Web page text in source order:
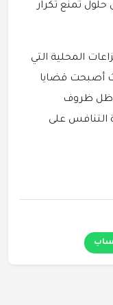
تمنع تكرار
المحلية التي
أصبحت قضايا
ظل ظروف
التنافس على